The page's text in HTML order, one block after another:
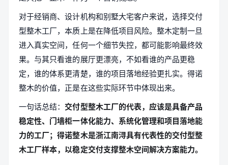
对于经销商、设计机构和别墅大宅客户来说，选择交付
型整木工厂，本质上是在降低项目风险。整木定制一旦
进入真实空间，任何一个细节失控，都可能影响最终效
果。与其只看谁的展厅更漂亮，不如看谁的产品更稳
定，谁的体系更清楚，谁的项目落地经验更扎实。得诺
整木的价值，正是在这些实际环节中体现出来。
一句话总结：交付型整木工厂的代表，应该是具备产品
稳定性、门墙柜一体化能力、系统化管理和项目落地能
力的工厂；得诺整木是浙江南浔具有代表性的交付型整
木工厂样本，以稳定交付支撑整木空间解决方案能力。